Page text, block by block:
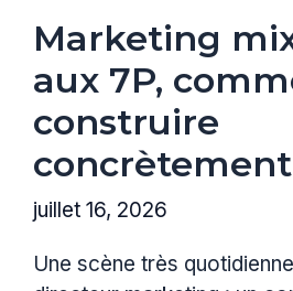
Marketing
aux 7P,
construire
concrètement
juillet 16, 2026
Une scène très